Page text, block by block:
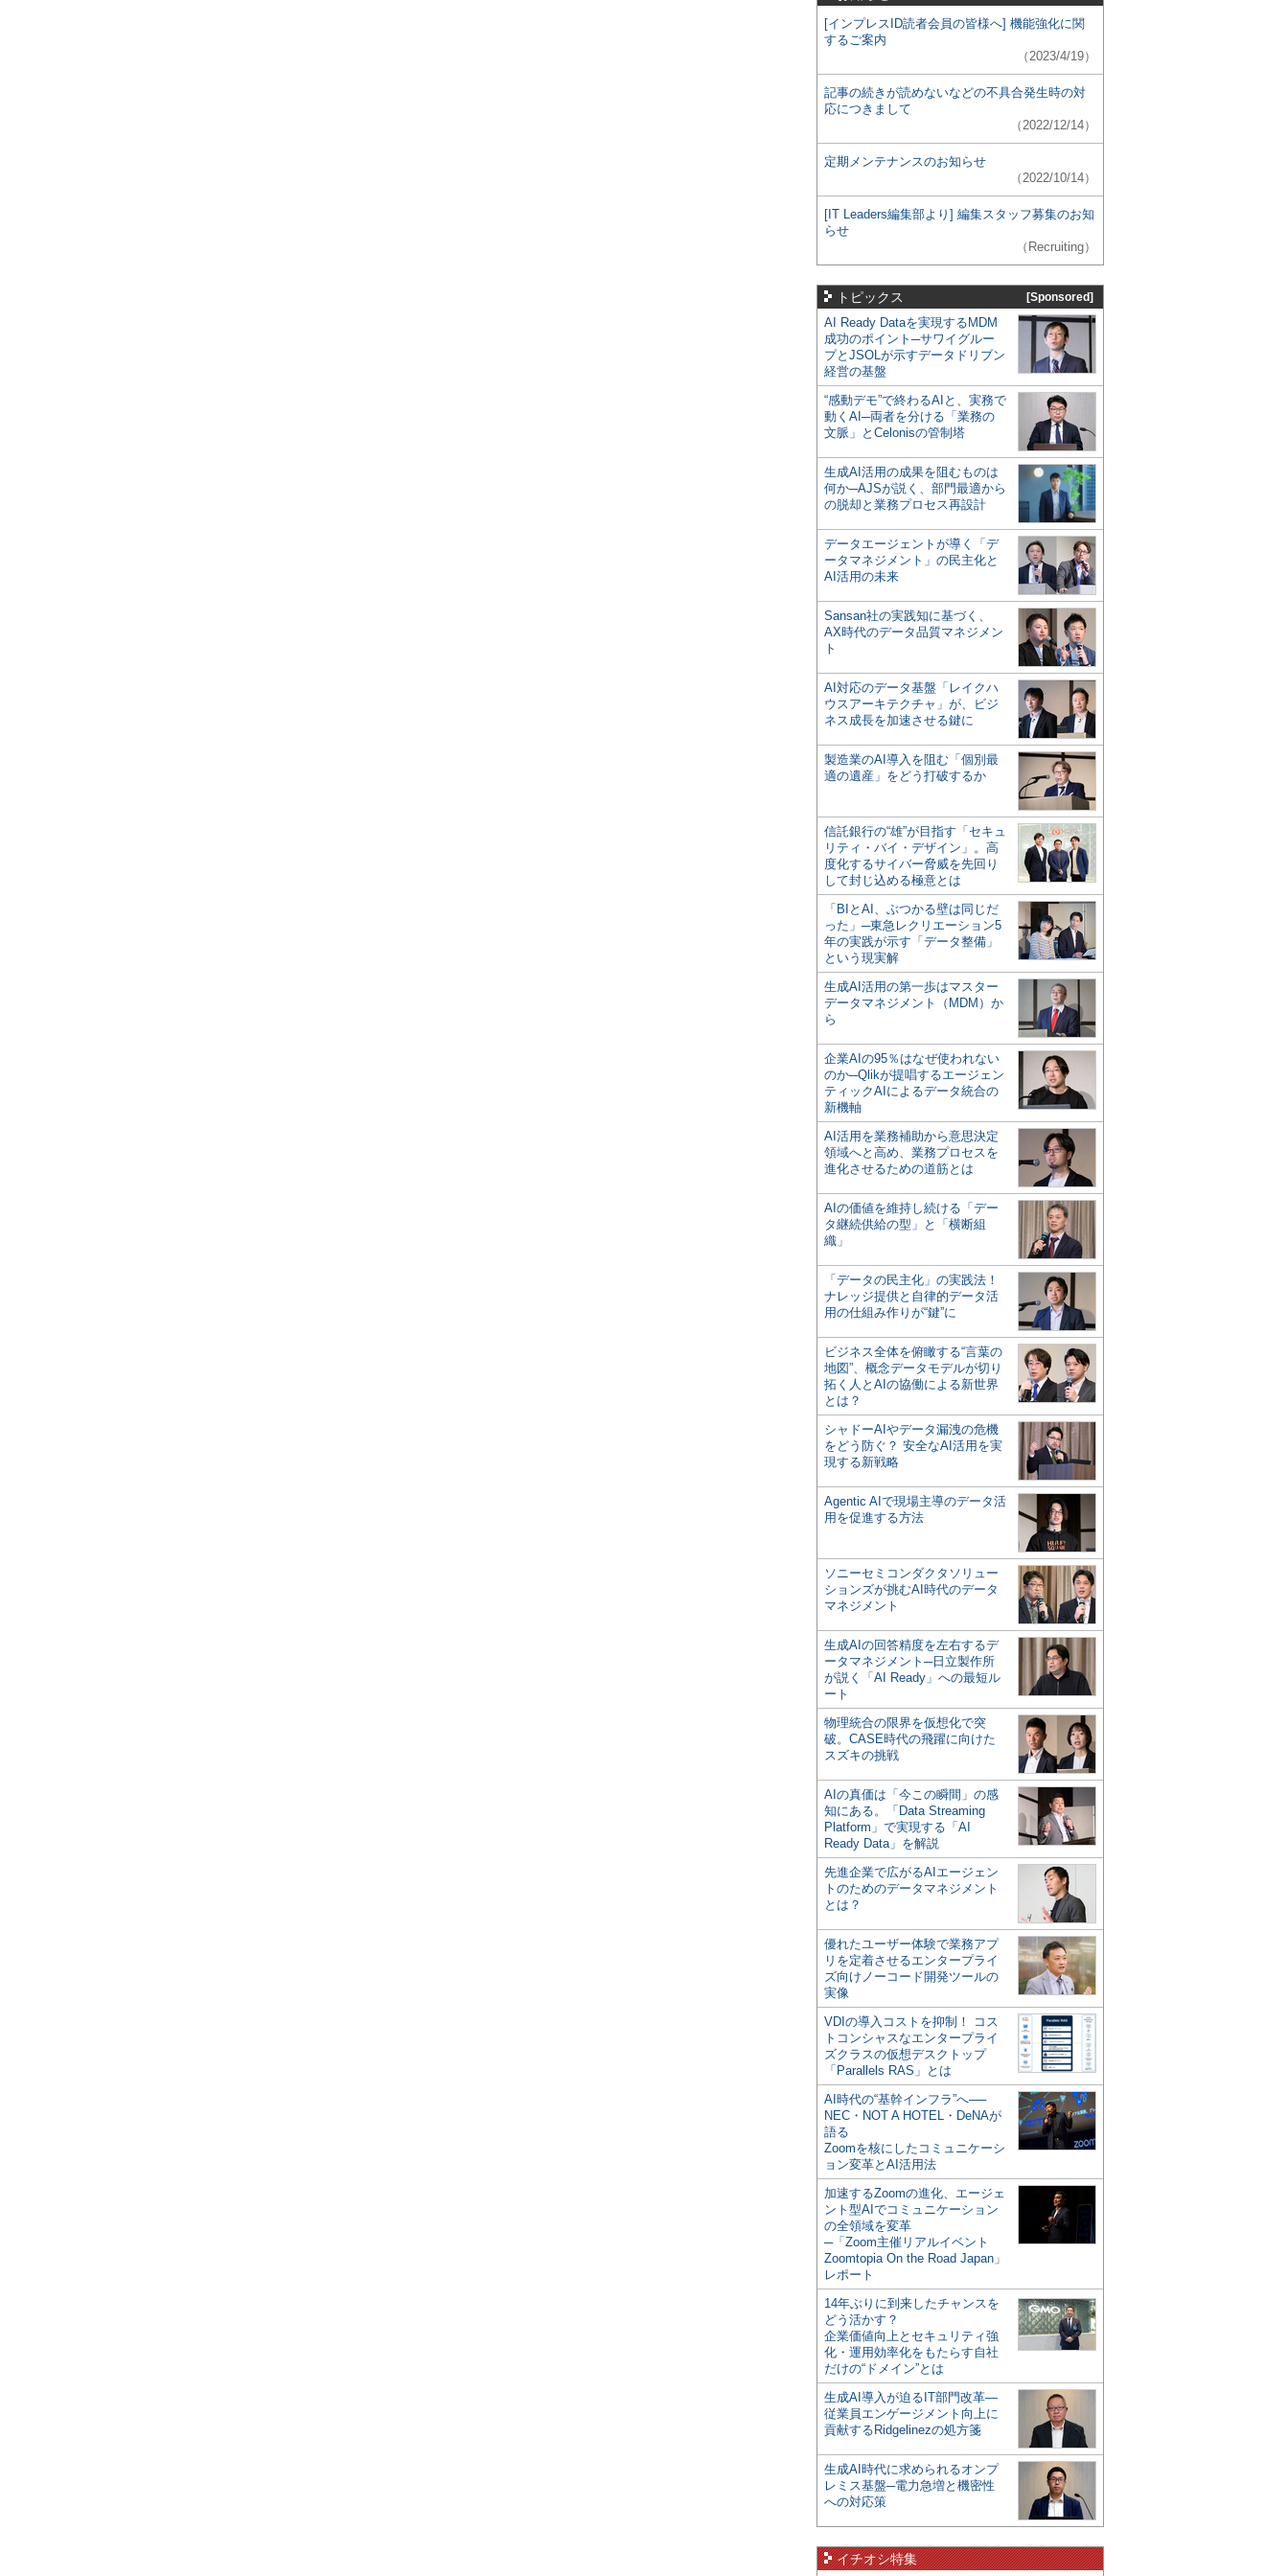
[インプレスID読者会員の皆様へ] 機能強化に関
するご案内
（2023/4/19）
記事の続きが読めないなどの不具合発生時の対
応につきまして
（2022/12/14）
定期メンテナンスのお知らせ
（2022/10/14）
[IT Leaders編集部より] 編集スタッフ募集のお知
らせ
（Recruiting）
トピックス [Sponsored]
AI Ready Dataを実現するMDM
成功のポイント─サワイグルー
プとJSOLが示すデータドリブン
経営の基盤
“感動デモ”で終わるAIと、実務で
動くAI─両者を分ける「業務の
文脈」とCelonisの管制塔
生成AI活用の成果を阻むものは
何か─AJSが説く、部門最適から
の脱却と業務プロセス再設計
データエージェントが導く「デ
ータマネジメント」の民主化と
AI活用の未来
Sansan社の実践知に基づく、
AX時代のデータ品質マネジメン
ト
AI対応のデータ基盤「レイクハ
ウスアーキテクチャ」が、ビジ
ネス成長を加速させる鍵に
製造業のAI導入を阻む「個別最
適の遺産」をどう打破するか
信託銀行の“雄”が目指す「セキュ
リティ・バイ・デザイン」。高
度化するサイバー脅威を先回り
して封じ込める極意とは
「BIとAI、ぶつかる壁は同じだ
った」─東急レクリエーション5
年の実践が示す「データ整備」
という現実解
生成AI活用の第一歩はマスター
データマネジメント（MDM）か
ら
企業AIの95％はなぜ使われない
のか─Qlikが提唱するエージェン
ティックAIによるデータ統合の
新機軸
AI活用を業務補助から意思決定
領域へと高め、業務プロセスを
進化させるための道筋とは
AIの価値を維持し続ける「デー
タ継続供給の型」と「横断組
織」
「データの民主化」の実践法！
ナレッジ提供と自律的データ活
用の仕組み作りが“鍵”に
ビジネス全体を俯瞰する“言葉の
地図”、概念データモデルが切り
拓く人とAIの協働による新世界
とは？
シャドーAIやデータ漏洩の危機
をどう防ぐ？ 安全なAI活用を実
現する新戦略
Agentic AIで現場主導のデータ活
用を促進する方法
ソニーセミコンダクタソリュー
ションズが挑むAI時代のデータ
マネジメント
生成AIの回答精度を左右するデ
ータマネジメント─日立製作所
が説く「AI Ready」への最短ル
ート
物理統合の限界を仮想化で突
破。CASE時代の飛躍に向けた
スズキの挑戦
AIの真価は「今この瞬間」の感
知にある。「Data Streaming
Platform」で実現する「AI
Ready Data」を解説
先進企業で広がるAIエージェン
トのためのデータマネジメント
とは？
優れたユーザー体験で業務アプ
リを定着させるエンタープライ
ズ向けノーコード開発ツールの
実像
VDIの導入コストを抑制！ コス
トコンシャスなエンタープライ
ズクラスの仮想デスクトップ
「Parallels RAS」とは
AI時代の“基幹インフラ”へ──
NEC・NOT A HOTEL・DeNAが
語る
Zoomを核にしたコミュニケーシ
ョン変革とAI活用法
加速するZoomの進化、エージェ
ント型AIでコミュニケーション
の全領域を変革
─「Zoom主催リアルイベント
Zoomtopia On the Road Japan」
レポート
14年ぶりに到来したチャンスを
どう活かす？
企業価値向上とセキュリティ強
化・運用効率化をもたらす自社
だけの“ドメイン”とは
生成AI導入が迫るIT部門改革―
従業員エンゲージメント向上に
貢献するRidgelinezの処方箋
生成AI時代に求められるオンプ
レミス基盤─電力急増と機密性
への対応策
イチオシ特集